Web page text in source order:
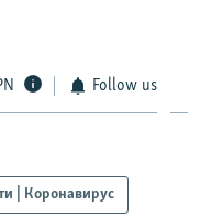
Follow us
| Коронавирус